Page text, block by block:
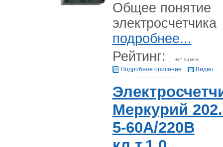
Общее понятие
электросчетчика
подробнее...
Рейтинг:
Подробное описание Видео
Меркурий
5-60А/220В